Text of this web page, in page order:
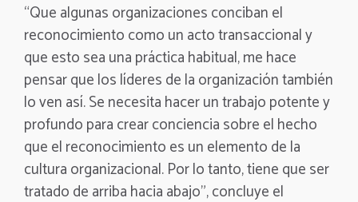
“Que algunas organizaciones conciban el
reconocimiento como un acto transaccional y
que esto sea una práctica habitual, me hace
pensar que los líderes de la organización también
lo ven así. Se necesita hacer un trabajo potente y
profundo para crear conciencia sobre el hecho
que el reconocimiento es un elemento de la
cultura organizacional. Por lo tanto, tiene que ser
tratado de arriba hacia abajo”, concluye el